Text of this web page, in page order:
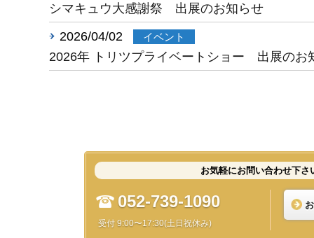
シマキュウ大感謝祭 出展のお知らせ
2026/04/02
イベント
2026年 トリツプライベートショー 出展のお
お気軽にお問い合わせ下さ
052-739-1090
受付 9:00〜17:30(土日祝休み)